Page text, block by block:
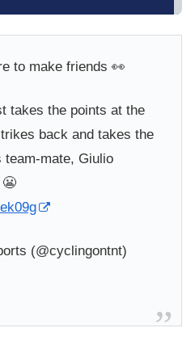
to make friends 👀
takes the points at the
back and takes the
team-mate, Giulio
(@cyclingontnt)